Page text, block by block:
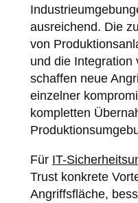
ausreichend. Die
von
und die Integration
schaffen neue
einzelner
kompletten
Für IT-
Trust konkrete
Angriffsfläche,